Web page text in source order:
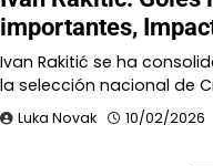
importantes,
Ivan Rakitić se ha
la selección nacional de
Luka Novak 10/02/2026